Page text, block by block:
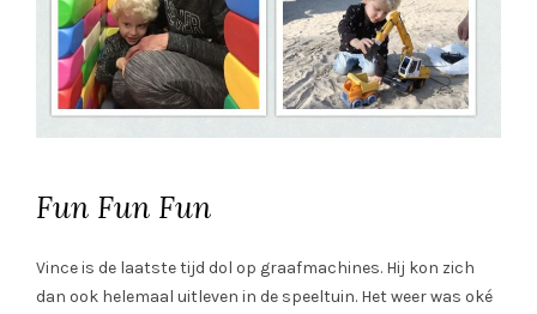
Fun Fun Fun
Vince is de laatste tijd dol op graafmachines. Hij kon zich
dan ook helemaal uitleven in de speeltuin. Het weer was oké